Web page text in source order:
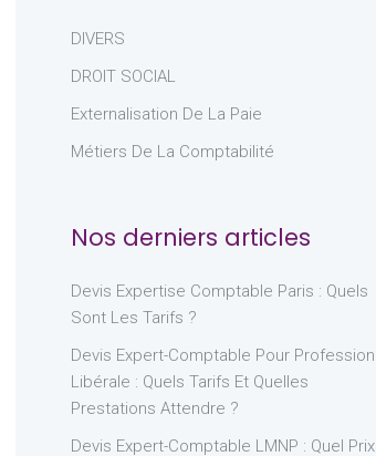
DIVERS
DROIT SOCIAL
Externalisation De La Paie
Métiers De La Comptabilité
Nos derniers articles
Devis Expertise Comptable Paris : Quels
Sont Les Tarifs ?
Devis Expert-Comptable Pour Profession
Libérale : Quels Tarifs Et Quelles
Prestations Attendre ?
Devis Expert-Comptable LMNP : Quel Prix